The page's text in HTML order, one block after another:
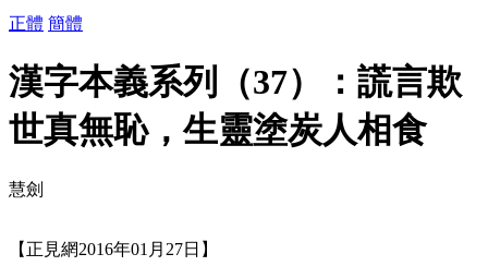
正體 簡體
漢字本義系列（37）：謊言欺
世真無恥，生靈塗炭人相食
慧劍
【正見網2016年01月27日】